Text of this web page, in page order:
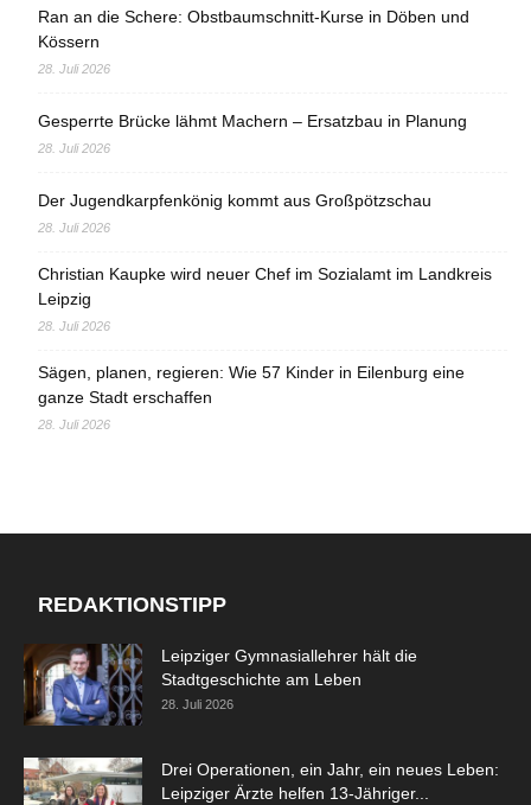
Ran an die Schere: Obstbaumschnitt-Kurse in Döben und
Kössern
28. Juli 2026
Gesperrte Brücke lähmt Machern – Ersatzbau in Planung
28. Juli 2026
Der Jugendkarpfenkönig kommt aus Großpötzschau
28. Juli 2026
Christian Kaupke wird neuer Chef im Sozialamt im Landkreis
Leipzig
28. Juli 2026
Sägen, planen, regieren: Wie 57 Kinder in Eilenburg eine
ganze Stadt erschaffen
28. Juli 2026
REDAKTIONSTIPP
Leipziger Gymnasiallehrer hält die
Stadtgeschichte am Leben
28. Juli 2026
Drei Operationen, ein Jahr, ein neues Leben:
Leipziger Ärzte helfen 13-Jähriger...